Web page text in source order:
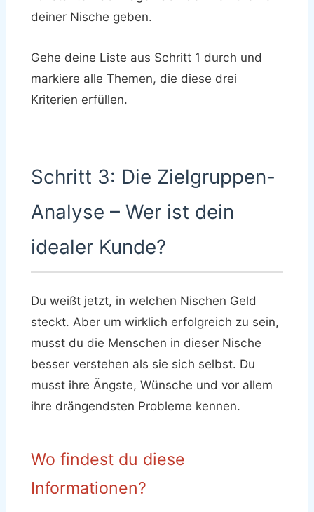
deiner Nische geben.
Gehe deine Liste aus Schritt 1 durch und
markiere alle Themen, die diese drei
Kriterien erfüllen.
Schritt 3: Die Zielgruppen-
Analyse – Wer ist dein
idealer Kunde?
Du weißt jetzt, in welchen Nischen Geld
steckt. Aber um wirklich erfolgreich zu sein,
musst du die Menschen in dieser Nische
besser verstehen als sie sich selbst. Du
musst ihre Ängste, Wünsche und vor allem
ihre drängendsten Probleme kennen.
Wo findest du diese
Informationen?